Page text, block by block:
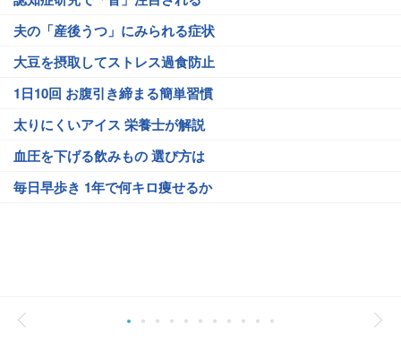
夫の「産後うつ」にみられる症状
大豆を摂取してストレス過食防止
1日10回 お腹引き締まる簡単習慣
太りにくいアイス 栄養士が解説
血圧を下げる飲みもの 選び方は
毎日早歩き 1年で何キロ痩せるか